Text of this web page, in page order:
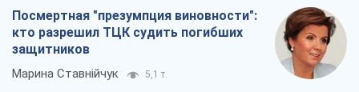
Посмертная "презумпция виновности":
кто разрешил ТЦК судить погибших
защитников
Марина Ставнійчук 5,1 т.